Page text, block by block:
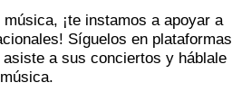
¡te instamos a apoyar a
Síguelos en plataformas
asiste a sus conciertos y háblale